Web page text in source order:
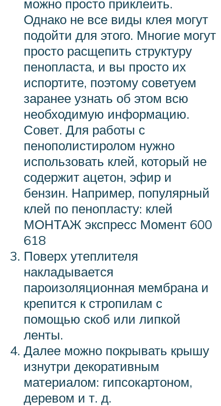
можно просто приклеить.
Однако не все виды клея могут
подойти для этого. Многие могут
просто расщепить структуру
пенопласта, и вы просто их
испортите, поэтому советуем
заранее узнать об этом всю
необходимую информацию.
Совет. Для работы с
пенополистиролом нужно
использовать клей, который не
содержит ацетон, эфир и
бензин. Например, популярный
клей по пенопласту: клей
МОНТАЖ экспресс Момент 600
618
Поверх утеплителя
накладывается
пароизоляционная мембрана и
крепится к стропилам с
помощью скоб или липкой
ленты.
Далее можно покрывать крышу
изнутри декоративным
материалом: гипсокартоном,
деревом и т. д.